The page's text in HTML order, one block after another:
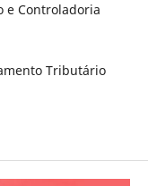
e Controladoria
Tributário